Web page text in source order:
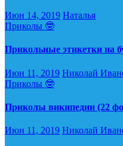
Июн 14, 2019 Наталья
Приколы 🤓
Прикольные этикетки на
Июн 11, 2019 Николай
Приколы 🤓
Приколы википедии (22
Июн 11, 2019 Николай